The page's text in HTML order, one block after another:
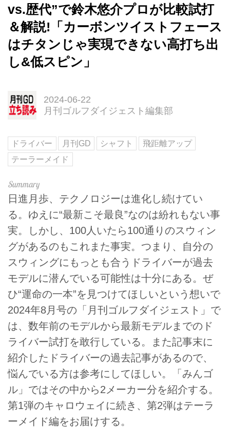
vs.歴代”で鈴木悠介プロが比較試打
＆解説!「カーボンツイストフェース
はチタンじゃ実現できない高打ち出
し&低スピン」
2024-06-22
月刊ゴルフダイジェスト編集部
ドライバー 月刊GD シャフト
飛距離アップ
テーラーメイド
日進月歩、テクノロジーは進化し続けてい
る。ゆえに“最新こそ最良”なのは紛れもない事
実。しかし、100人いたら100通りのスウィン
グがあるのもこれまた事実。つまり、自分の
スウィングにもっとも合うドライバーが過去
モデルに潜んでいる可能性は十分にある。ぜ
ひ“運命の一本”を見つけてほしいという想いで
2024年8月号の「月刊ゴルフダイジェスト」で
は、数年前のモデルから最新モデルまでのド
ライバー試打を敢行している。また記事末に
紹介したドライバーの過去記事があるので、
悩んでいる方は参考にしてほしい。「みんゴ
ル」ではその中から2メーカー分を紹介する。
第1弾のキャロウェイに続き、第2弾はテーラ
ーメイド編をお届けする。